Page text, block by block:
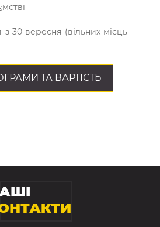
30 вересня (вільних місць
ТА ВАРТІСТЬ